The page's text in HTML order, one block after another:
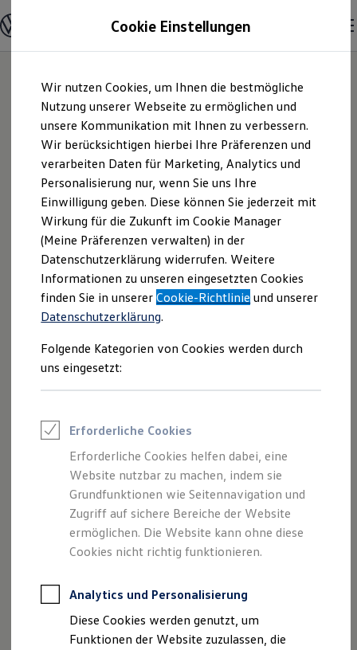
Hauptinhalt
springen
Footer
springen
Modelle & Konfigurator
Nutzfahrzeugkategorien entdecken
Modelle konfigurieren
Vorgängermodelle und Oldtimer
Vorgängermodelle
Oldtimer
Bulli Historie
Branchenlösungen & Gewerbekunden
Umbaulösungen und Hersteller finden
Auf- und Umbauten entdecken & konfigurieren
Groß- und Sonderkunden
Großkunden
Kommunen & Behörden
Journalisten
Sportvereine
Branchenlösungen
Bau & Handwerk
Gewerbliche Personenbeförderung
Service & mobile Werkstätten
Kurier, Logistik & Handel
Feuerwehr
Rettungsdienste
ONE Business ID Vorteile
Fahrzeugsuche & Marktplatz
Digitaler Marktplatz
Kauf & Finanzierung
Online-Fahrzeugbewertung
Aktionen & Angebote
E-Auto-Förderung
Für Privatkunden
Für Gewerbekunden
Profi Paket
TopDeal
Zertifizierte Gebrauchtwagen
Für Privatkunden
Für Gewerbekunden
Motor-Nützel
Vertriebs-GmbH |
Impressum &
Rechtliches
Hier finden Sie Informationen über die
Motor-Nützel Vertriebs-GmbH als
verantwortliche Anbieterin von Inhalten
und Angeboten, die auf dieser Webseite
Impressum
Datenschutzerklärung
Impressum
Motor-Nützel Vertriebs-GmbH
Nürnberger Str. 95
95448 Bayreuth - Germany
Cookie Einstellungen
Wir nutzen Cookies, um Ihnen die bestmögliche
Nutzung unserer Webseite zu ermöglichen und
unsere Kommunikation mit Ihnen zu verbessern.
Wir berücksichtigen hierbei Ihre Präferenzen und
verarbeiten Daten für Marketing, Analytics und
Personalisierung nur, wenn Sie uns Ihre
Einwilligung geben. Diese können Sie jederzeit mit
Wirkung für die Zukunft im Cookie Manager
(Meine Präferenzen verwalten) in der
Datenschutzerklärung widerrufen. Weitere
Informationen zu unseren eingesetzten Cookies
finden Sie in unsererCookie-Richtlinie und unserer
Datenschutzerklärung.
Folgende Kategorien von Cookies werden durch
uns eingesetzt:
Erforderliche Cookies
Erforderliche Cookies helfen dabei, eine
Website nutzbar zu machen, indem sie
Grundfunktionen wie Seitennavigation und
Zugriff auf sichere Bereiche der Website
ermöglichen. Die Website kann ohne diese
Cookies nicht richtig funktionieren.
Analytics und Personalisierung
Diese Cookies werden genutzt, um
Funktionen der Website zuzulassen, die